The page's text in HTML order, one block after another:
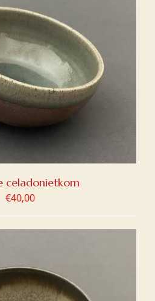
celadonietkom
€40,00